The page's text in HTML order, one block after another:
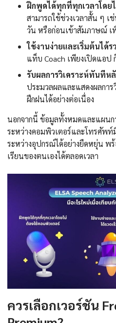
ฝึกพูดได้ทุกที่ทุกเวลาโดย
สามารถใช้ช่วงเวลาสั้น ๆ เ
วัน หรือก่อนเข้าสัมภาษณ์
ใช้งานง่ายและเริ่มต้นได้ร
แท็บ Coach เพียงเปิดแอป
รับผลการวิเคราะห์ทันทีห
ประมวลผลและแสดงผลกา
ฝึกฝนได้อย่างต่อเนื่อง
นอกจากนี้ ข้อมูลทั้งหมดและแผนก
ระหว่างคอมพิวเตอร์และโทรศัพ
ระหว่างอุปกรณ์ได้อย่างยืดหยุ่น พ
เรียนของตนเองได้ตลอดเวลา
ควรเลือกเวอร์ชัน